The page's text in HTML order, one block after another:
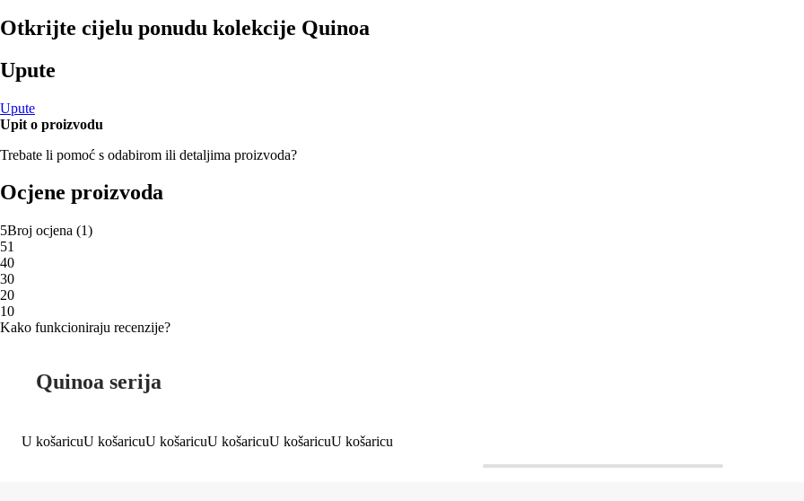
Otkrijte cijelu ponudu kolekcije Quinoa
Upute
Upute
Upit o proizvodu
Trebate li pomoć s odabirom ili detaljima proizvoda?
Ocjene proizvoda
5Broj ocjena (1)
51
40
30
20
10
Kako funkcioniraju recenzije?
Quinoa serija
U košaricuU košaricuU košaricuU košaricuU košaricuU košaricu